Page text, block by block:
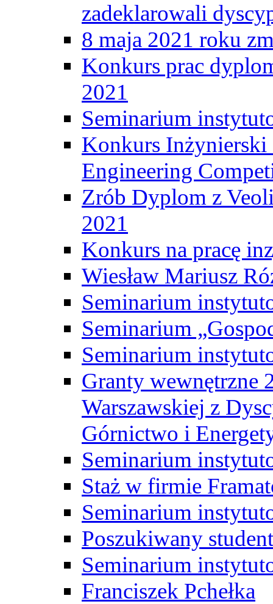
zadeklarowali
8 maja 2021 roku
Konkurs prac
2021
Seminarium
Konkurs
Engineering
Zrób Dyplom z
2021
Konkurs na pracę
Wiesław Mariusz
Seminarium
Seminarium
Seminarium
Granty wewnętrzne
Warszawskiej z
Górnictwo i
Seminarium
Staż w firmie
Seminarium
Poszukiwany
Seminarium
Franciszek Pchełka